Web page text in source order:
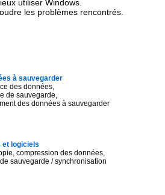
utiliser Windows.
les problèmes rencontrés.
à sauvegarder
des données,
de sauvegarde,
des données à sauvegarder
et logiciels
compression des données,
sauvegarde / synchronisation